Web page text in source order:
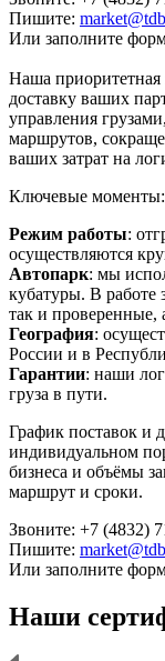
Пишите:
Или заполните
Наша приоритетная
доставку ваших
управления
маршрутов,
ваших затрат на
Ключевые моменты:
Режим работы:
осуществляются
Автопарк: мы
кубатуры. В работе
так и проверенные,
География:
России и в
Гарантии: наши
груза в пути.
График поставок и
индивидуальном
бизнеса и объёмы
маршрут и сроки.
Звоните: +7 (4832)
Пишите:
Или заполните
Наши